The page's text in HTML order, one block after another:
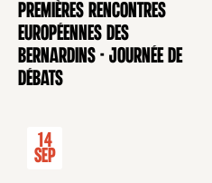
CONFÉRENCE
Premières rencontres
européennes des
Bernardins - Journée de
débats
14
Sep